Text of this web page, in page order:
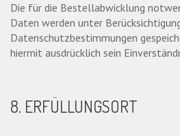
Die für die Bestellabwicklung
Daten werden unter
Datenschutzbestimmungen
hiermit ausdrücklich sein
8. ERFÜLLUNGSORT